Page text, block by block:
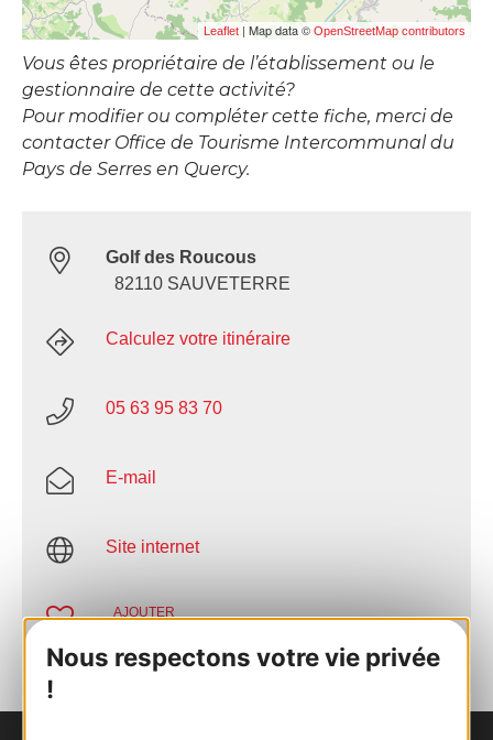
Nous respectons votre vie privée
!
Leaflet | Map data © OpenStreetMap contributors
Vous êtes propriétaire de l’établissement ou le
gestionnaire de cette activité?
Pour modifier ou compléter cette fiche, merci de
contacter Office de Tourisme Intercommunal du
Pays de Serres en Quercy.
Golf des Roucous
82110 SAUVETERRE
Calculez votre itinéraire
05 63 95 83 70
E-mail
Site internet
AJOUTER